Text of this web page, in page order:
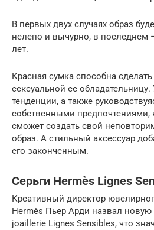
В первых двух случаях образ
нелепо и вычурно, в последнем
лет.
Красная сумка способна
сексуальной ее
тенденции, а также
собственными
сможет создать свой
образ. А стильный аксессуар
его законченным.
Серьги Hermès Lignes
Креативный директор
Hermès Пьер Арди назвал
joaillerie Lignes Sensibles, что